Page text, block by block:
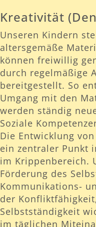
Kreativität
Unseren Kindern
altersgemäße
können freiwillig
durch regelmäßige
bereitgestellt. So
Umgang mit den
werden ständig
Soziale
Die Entwicklung
ein zentraler Punkt
im Krippenbereich.
Förderung des
Kommunikations-
der
Selbstständigkeit
im täglichen